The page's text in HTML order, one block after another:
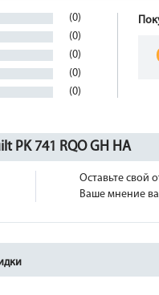
(0)
(0)
(0)
(0)
(0)
PK 741 RQO GH HA
Оставьте свой
Ваше мнение